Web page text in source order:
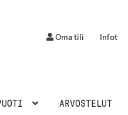
Oma tili Infot
ARVOSTELUT